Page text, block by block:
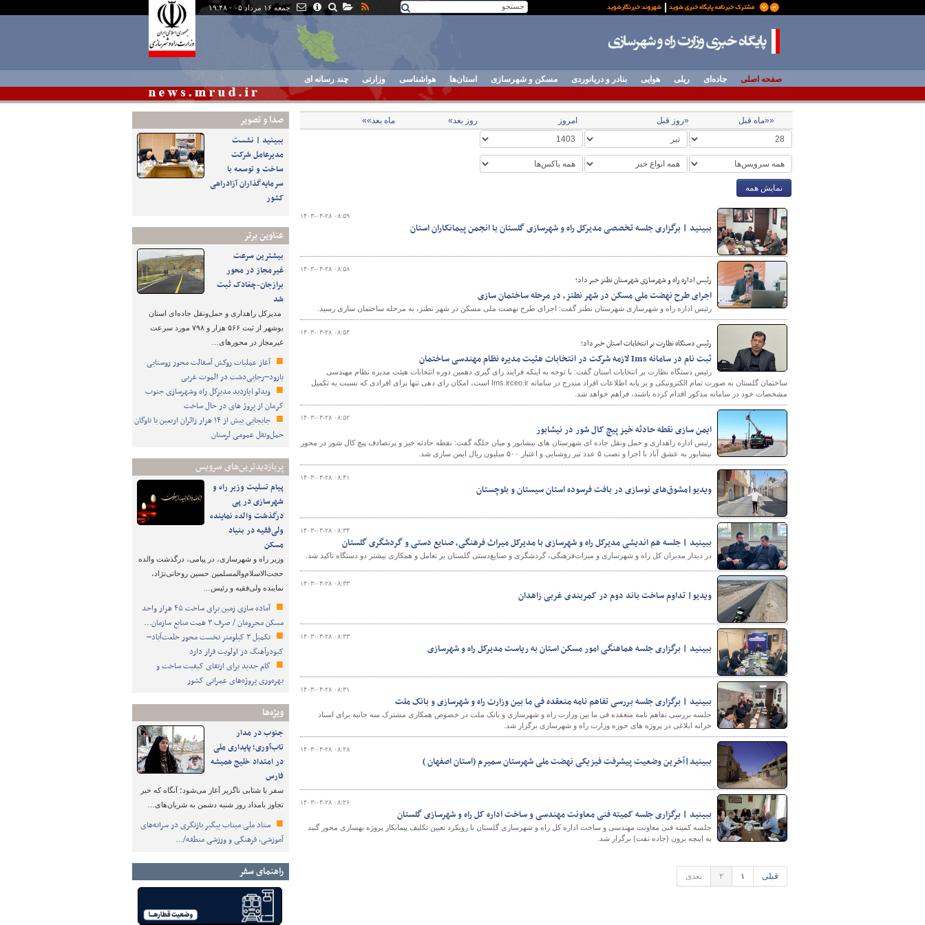
جمعه ۱۶ مرداد ۰۵ - ۱۹:۴۸
پایگاه خبری وزارت راه و
صفحه اصلی جاده‌ای ریلی هوایی بنادر و دریانوردی مسکن و شهرسازی استان‌ها هواشناسی وزارتی چند رسانه ای
صدا و تصوير
ببینید | نشست
مدیرعامل شرکت
ساخت و توسعه با
سرمایه‌گذاران آزادراهی
کشور
عناوین برتر
بیشترین سرعت
غیرمجاز در محور
برازجان-چغادک ثبت
شد
مدیرکل راهداری و حمل‌ونقل جاده‌ای استان
بوشهر از ثبت ۵۶۶ هزار و ۷۹۸ مورد سرعت
غیرمجاز در محورهای…
آغاز عملیات روکش آسفالت محور روستایی
یارود–رجایی‌دشت در الموت غربی
ویدئو|بازدید مدیرکل راه وشهرسازی جنوب
کرمان از پروژ های در حال ساخت
جابجایی بیش از ۱۴ هزار زائران اربعین با ناوگان
حمل‌ونقل عمومی لرستان
پربازدیدترین‌های سرویس
پیام تسلیت وزیر راه و
شهرسازی در پی
درگذشت والده نماینده
ولی‌فقیه در بنیاد
مسکن
وزیر راه و شهرسازی، در پیامی، درگذشت والده
حجت‌الاسلام‌والمسلمین حسین روحانی‌نژاد،
نماینده ولی‌فقیه و رئیس…
آماده سازی زمین برای ساخت ۴۵ هزار واحد
مسکن محرومان / صرف ۳ همت منابع سازمان…
تکمیل ۳ کیلومتر نخست محور خلعت‌آباد–
کبودرآهنگ در اولویت قرار دارد
گام جدید برای ارتقای کیفیت ساخت و
بهره‌وری پروژه‌های عمرانی کشور
ویژه‌ها
جنوب در مدار
تاب‌آوری؛ پایداری ملی
در امتداد خلیج همیشه
فارس
سفر با شتابی ناگزیر آغاز می‌شود؛ آنگاه که خبر
تجاوز بامداد روز شنبه دشمن به شریان‌های…
ستاد ملی میناب پیگیر بازنگری در سرانه‌های
آموزشی، فرهنگی و ورزشی منطقه/…
راهنمای سفر
««ماه قبل «روز قبل امروز روز بعد» ماه بعد»»
نمایش همه
۱۴۰۳-۰۴-۲۸ ۰۸:۵۹
ببینید | برگزاری جلسه تخصصی مدیرکل راه و شهرسازی گلستان با انجمن پیمانکاران استان
۱۴۰۳-۰۴-۲۸ ۰۸:۵۸
رئیس اداره راه و شهرسازی شهرستان نطنز خبر داد؛
اجرای طرح نهضت ملی مسکن در شهر نطنز، در مرحله ساختمان سازی
رئیس اداره راه و شهرسازی شهرستان نطنز گفت: اجرای طرح نهضت ملی مسکن در شهر نطنز، به مرحله ساختمان سازی رسید.
۱۴۰۳-۰۴-۲۸ ۰۸:۵۴
رئیس دستگاه نظارت بر انتخابات استان خبر داد؛
ثبت نام در سامانه Ims لازمه شرکت در انتخابات هئیت مدیره نظام مهندسی ساختمان
رئیس دستگاه نظارت بر انتخابات استان گفت: با توجه به اینکه فرایند رای گیری دهمین دوره انتخابات هیئت مدیره نظام مهندسی
ساختمان گلستان به صورت تمام الکترونیکی و بر پایه اطلاعات افراد مندرج در سامانه Ims.irceo.ir است، امکان رای دهی تنها برای افرادی که نسبت به تکمیل
مشخصات خود در سامانه مذکور اقدام کرده باشند، فراهم خواهد شد.
۱۴۰۳-۰۴-۲۸ ۰۸:۵۲
ایمن سازی نقطه حادثه خیز پیچ کال شور در نیشابور
رئیس اداره راهداری و حمل ونقل جاده ای شهرستان های نیشابور و میان جلگه گفت: نقطه حادثه خیز و پرتصادف پیچ کال شور در محور
نیشابور به عشق آباد با اجرا و نصب ۵ عدد تیر روشنایی و اعتبار ۵۰۰ میلیون ریال ایمن سازی شد.
۱۴۰۳-۰۴-۲۸ ۰۸:۴۱
ویدیو|مشوق‌های نوسازی در بافت فرسوده استان سیستان و بلوچستان
۱۴۰۳-۰۴-۲۸ ۰۸:۳۴
ببینید | جلسه هم اندیشی مدیرکل راه و شهرسازی با مدیرکل میراث فرهنگی، صنایع دستی و گردشگری گلستان
در دیدار مدیران کل راه و شهرسازی و میراث‌فرهنگی، گردشگری و صنایع‌دستی گلستان بر تعامل و همکاری بیشتر دو دستگاه تاکید شد.
۱۴۰۳-۰۴-۲۸ ۰۸:۳۳
ویدیو| تداوم ساخت باند دوم در کمربندی غربی زاهدان
۱۴۰۳-۰۴-۲۸ ۰۸:۳۳
ببینید | برگزاری جلسه هماهنگی امور مسکن استان به ریاست مدیرکل راه و شهرسازی
۱۴۰۳-۰۴-۲۸ ۰۸:۳۱
ببینید | برگزاری جلسه بررسی تفاهم نامه منعقده فی ما بین وزارت راه و شهرسازی و بانک ملت
جلسه بررسی تفاهم نامه منعقده فی ما بین وزارت راه و شهرسازی و بانک ملت در خصوص همکاری مشترک سه جانبه برای اسناد
خزانه ابلاغی در پروژه های حوزه وزارت راه و شهرسازی برگزار شد.
۱۴۰۳-۰۴-۲۸ ۰۸:۲۸
ببینید|آخرین وضعیت پیشرفت فیزیکی نهضت ملی شهرستان سمیرم (استان اصفهان )
۱۴۰۳-۰۴-۲۸ ۰۸:۲۶
ببینید | برگزاری جلسه کمیته فنی معاونت مهندسی ‌و ساخت اداره کل راه و شهرسازی گلستان
جلسه کمیته فنی معاونت مهندسی ‌و ساخت اداره کل راه و شهرسازی گلستان با رویکرد تعیین تکلیف پیمانکار پروژه بهسازی محور گنبد
به اینچه برون (جاده نفت) برگزار شد.
قبلی ۱ ۲ بعدی